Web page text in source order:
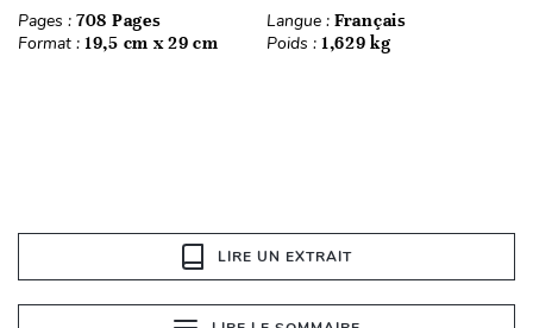
Pages : 708 Pages Langue : Français
Format : 19,5 cm x 29 cm Poids : 1,629 kg
LIRE UN EXTRAIT